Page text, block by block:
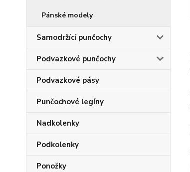
Pánské modely
Samodržící punčochy
Podvazkové punčochy
Podvazkové pásy
Punčochové legíny
Nadkolenky
Podkolenky
Ponožky